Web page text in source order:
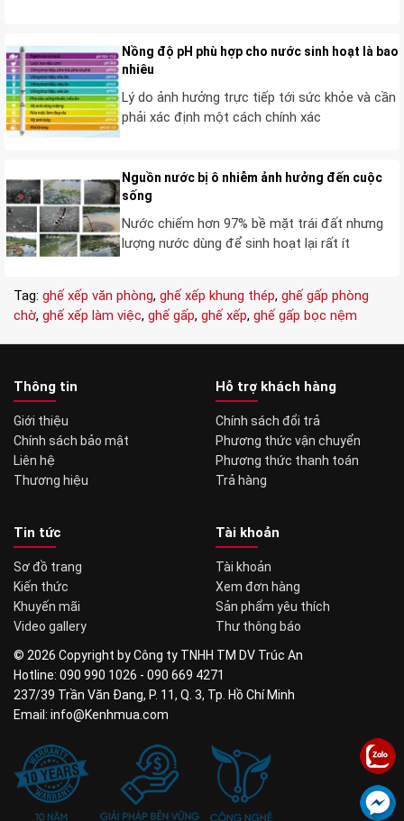
Nồng độ pH phù hợp cho nước sinh hoạt là bao
nhiêu
Lý do ảnh hưởng trực tiếp tới sức khỏe và cần
phải xác định một cách chính xác
Nguồn nước bị ô nhiễm ảnh hưởng đến cuộc
sống
Nước chiếm hơn 97% bề mặt trái đất nhưng
lượng nước dùng để sinh hoạt lại rất ít
Tag: ghế xếp văn phòng, ghế xếp khung thép, ghế gấp phòng
chờ, ghế xếp làm việc, ghế gấp, ghế xếp, ghế gấp bọc nệm
Thông tin
Giới thiệu
Chính sách bảo mật
Liên hệ
Thương hiệu
Hỗ trợ khách hàng
Chính sách đổi trả
Phương thức vận chuyển
Phương thức thanh toán
Trả hàng
Tin tức
Sơ đồ trang
Kiến thức
Khuyến mãi
Video gallery
Tài khoản
Tài khoản
Xem đơn hàng
Sản phẩm yêu thích
Thư thông báo
© 2026 Copyright by Công ty TNHH TM DV Trúc An
Hotline: 090 990 1026 - 090 669 4271
237/39 Trần Văn Đang, P. 11, Q. 3, Tp. Hồ Chí Minh
Email: info@Kenhmua.com